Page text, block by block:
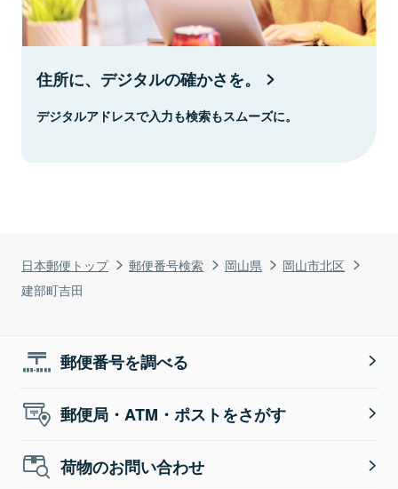
日本郵便トップ 郵便番号検索 岡山県
岡山市北区
建部町吉田
住所に、デジタルの確かさを。
デジタルアドレスで入力も検索もスムーズに。
郵便番号を調べる
郵便局・ATM・ポストをさがす
荷物のお問い合わせ